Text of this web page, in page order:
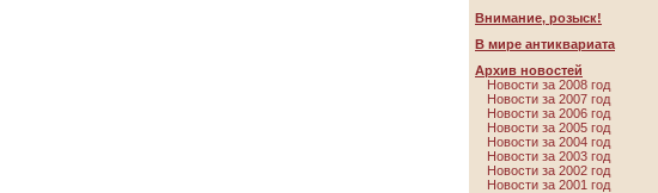
Внимание, розыск!
В мире антиквариата
Архив новостей
Новости за 2008 год
Новости за 2007 год
Новости за 2006 год
Новости за 2005 год
Новости за 2004 год
Новости за 2003 год
Новости за 2002 год
Новости за 2001 год